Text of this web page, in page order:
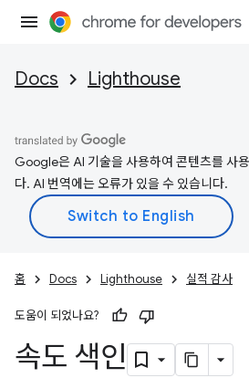
Docs Lighthouse
Google은 AI 기술을 사용하여 콘텐츠를 사
다. AI 번역에는 오류가 있을 수 있습니다.
홈 Docs Lighthouse 실적 감사
도움이 되었나요?
속도 색인